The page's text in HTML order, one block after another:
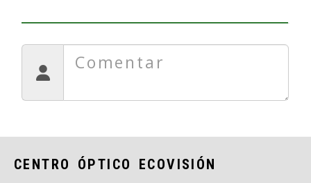
CENTRO ÓPTICO ECOVISIÓN